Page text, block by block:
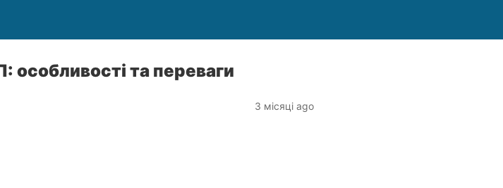
особливості та переваги
3 місяці ago